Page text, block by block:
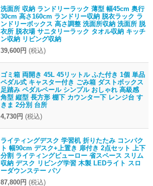
洗面所 収納 ランドリーラック 薄型 幅45cm 奥行
30cm 高さ160cm ランドリー収納 脱衣ラック ラ
ンドリーボックス 高さ調整 洗面所収納 洗面所 脱
衣所 脱衣場 サニタリーラック タオル収納 キッチ
ン収納 リビング収納
39,600円 (税込)
ゴミ箱 両開き 45L 45リットル ふた付き 1個 単品
ペダル式 キャスター付き ごみ箱 ダストボックス
足踏み ペダルペール シンプル おしゃれ 高級感
角型 縦型 長方形 棚下 カウンター下 レンジ台 す
きま 2分別 台所
4,730円 (税込)
ライティングデスク 学習机 折りたたみ コンパク
ト 幅90cm デスク+上置き 扉付き 2点セット 上下
分割 ライティングビューロー 省スペース スリム
収納 デスク リビング学習 木製 LEDライト スロ
ーダウンステー パソ
87,800円 (税込)